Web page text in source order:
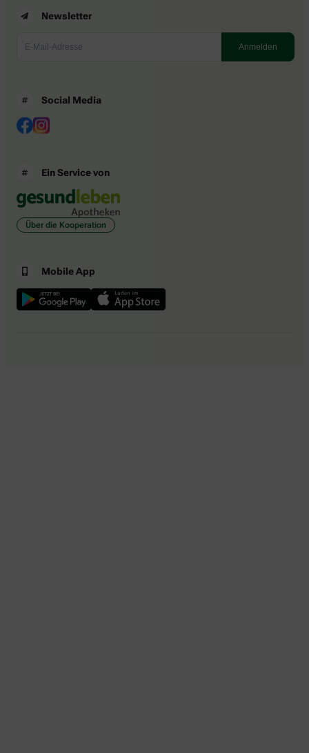
Newsletter
Social Media
Ein Service von
Über die Kooperation
Mobile App